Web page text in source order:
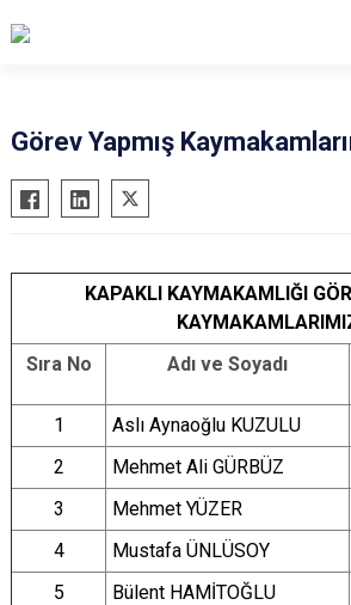
Çerkezköy
Çorlu
Muratlı
Ergene
Kapaklı
Görev Yapmış
KAPAKLI KAYMAKAMLIĞI
Sıra No
Adı ve Soyadı
1 Aslı Aynaoğlu KUZULU
2
Mehmet Ali GÜRBÜZ
3
Mehmet YÜZER
4
Mustafa ÜNLÜSOY
5
Bülent HAMİTOĞLU